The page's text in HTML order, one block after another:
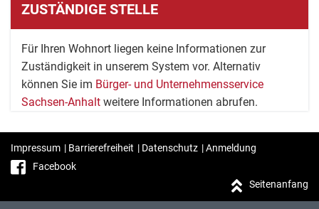
ZUSTÄNDIGE STELLE
Für Ihren Wohnort liegen keine Informationen zur
Zuständigkeit in unserem System vor. Alternativ
können Sie im Bürger- und Unternehmensservice
Sachsen-Anhalt weitere Informationen abrufen.
Impressum | Barrierefreiheit | Datenschutz |Anmeldung
Facebook
Seitenanfang